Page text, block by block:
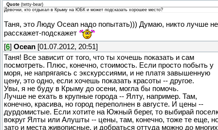
Quote (tetty-bear)
Девочки, кто отдыхал в Крыму на ЮБК и может подсказать хорошее место?
Таня, это Люду Ocean надо попытать))) Думаю, никто лучше не
расскажет-подскажет
[6] Ocean [01.07.2012, 20:51]
Таня! Все зависит от того, что ты хочешь показать и сам
посмотреть. Плюс, конечно, стоимость. Если просто побыть у
моря, не напрягаясь с экскурссиями, и не платя завышенную
цену, это одно, если хочешь показать красоты -- другое.
Увы, я не буду в Крыму до осени, могла бы помочь.
Лучше не ехать в крупные города -- Ялту, например. Там,
конечно, красива, но город переполнен в августе. И цены --
дурдомистые. Если хотите на Южный берег, то выбирай
вокруг Ялты или Алушты -- цены, там, конечно, тоже те еще,
зато и места живописные, и добраться оттуда можно до многих